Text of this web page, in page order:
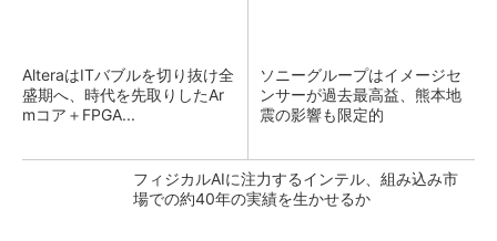
AlteraはITバブルを切り抜け全
盛期へ、時代を先取りしたAr
mコア＋FPGA...
ソニーグループはイメージセ
ンサーが過去最高益、熊本地
震の影響も限定的
フィジカルAIに注力するインテル、組み込み市
場での約40年の実績を生かせるか